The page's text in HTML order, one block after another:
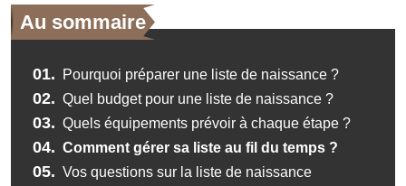
Au sommaire
01. Pourquoi préparer une liste de naissance ?
02. Quel budget pour une liste de naissance ?
03. Quels équipements prévoir à chaque étape ?
04. Comment gérer sa liste au fil du temps ?
05. Vos questions sur la liste de naissance